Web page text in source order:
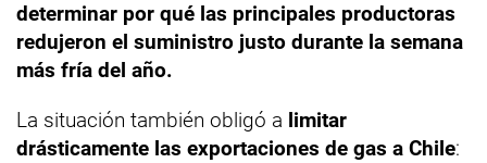
determinar por qué las principales productoras
redujeron el suministro justo durante la semana
más fría del año.
La situación también obligó a limitar
drásticamente las exportaciones de gas a Chile: